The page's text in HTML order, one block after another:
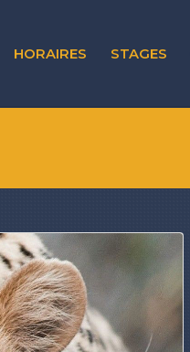
HORAIRES STAGES